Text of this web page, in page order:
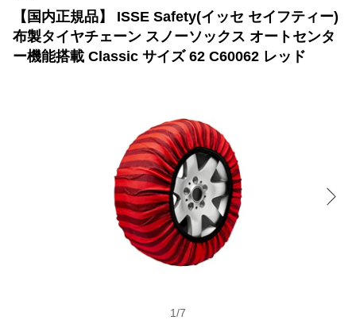
【国内正規品】 ISSE Safety(イッセ セイフティー)
布製タイヤチェーン スノーソックス オートセンタ
ー機能搭載 Classic サイズ 62 C60062 レッド
1/7